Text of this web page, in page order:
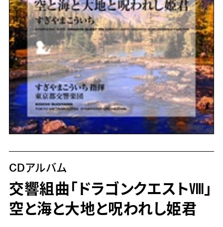
CDアルバム
交響組曲「ドラゴンクエストⅧ」
空と海と大地と呪われし姫君